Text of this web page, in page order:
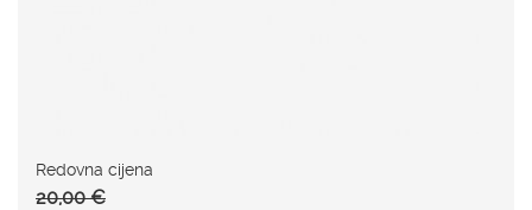
Redovna cijena
20,00 €